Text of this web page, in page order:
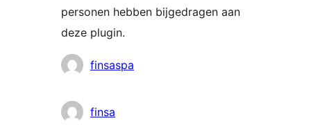
personen hebben bijgedragen aan
deze plugin.
Bijdragersfinsaspa
finsa